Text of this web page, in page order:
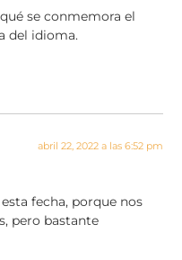
se conmemora el
del idioma.
abril 22, 2022 a las 6:52 pm
fecha, porque nos
pero bastante